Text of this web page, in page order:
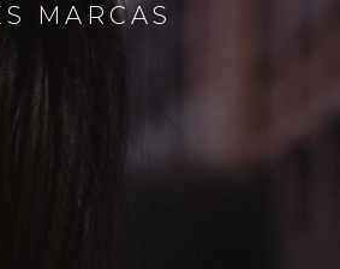
MARCAS